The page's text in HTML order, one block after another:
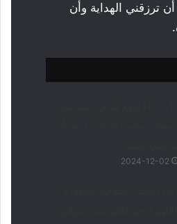
أن ترزقني الهداية وأن
2024-12-02